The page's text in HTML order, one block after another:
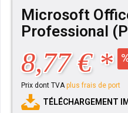
Microsoft
Professional
8,77 € *
Prix dont TVAplus frais de port
TÉLÉCHARGEMENT